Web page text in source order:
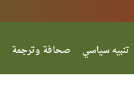
تنبيه سياسي صحافة وترجمة